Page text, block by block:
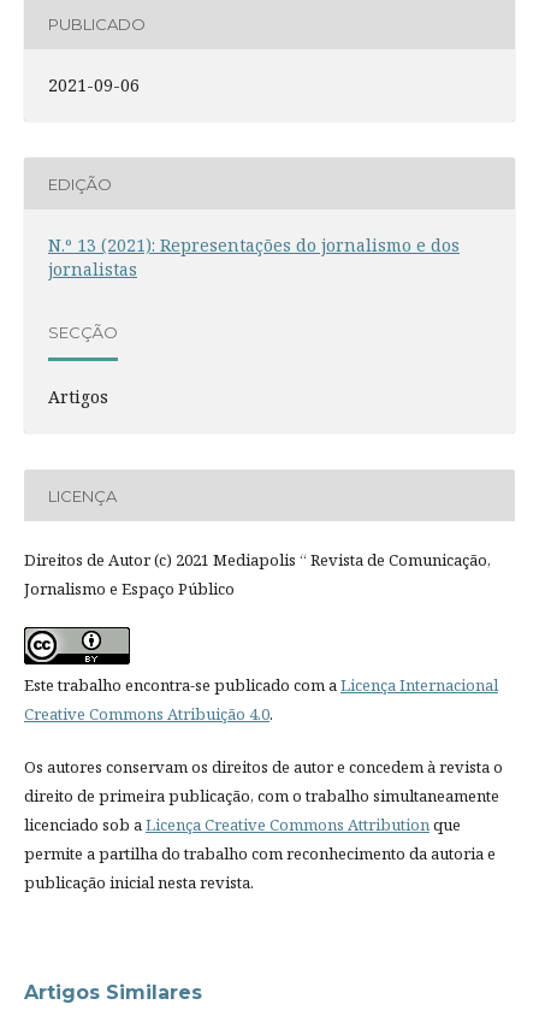
PUBLICADO
2021-09-06
EDIÇÃO
N.º 13 (2021): Representações do jornalismo e dos
jornalistas
SECÇÃO
Artigos
LICENÇA
Direitos de Autor (c) 2021 Mediapolis “ Revista de Comunicação,
Jornalismo e Espaço Público
Este trabalho encontra-se publicado com aLicença Internacional
Creative Commons Atribuição 4.0.
Os autores conservam os direitos de autor e concedem à revista o
direito de primeira publicação, com o trabalho simultaneamente
licenciado sob aLicença Creative Commons Attributionque
permite a partilha do trabalho com reconhecimento da autoria e
publicação inicial nesta revista.
Artigos Similares